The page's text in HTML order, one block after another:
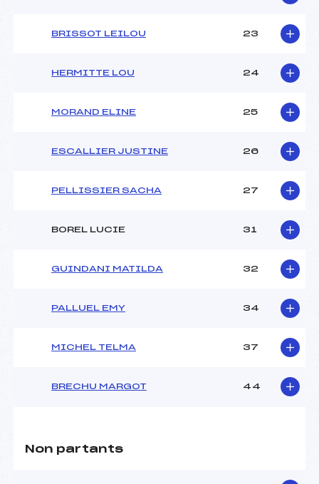
BRISSOT LEILOU 23
HERMITTE LOU 24
MORAND ELINE 25
ESCALLIER JUSTINE 26
PELLISSIER SACHA 27
BOREL LUCIE 31
GUINDANI MATILDA 32
PALLUEL EMY 34
MICHEL TELMA 37
BRECHU MARGOT 44
Non partants